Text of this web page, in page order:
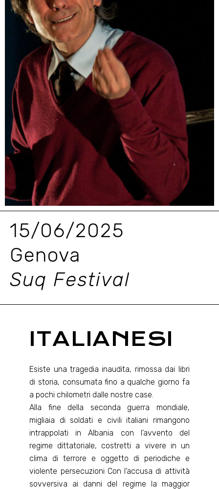
15/06/2025
Genova
Suq Festival
ITALIANESI
Esiste una tragedia inaudita, rimossa dai libri
di storia, consumata fino a qualche giorno fa
a pochi chilometri dalle nostre case.
Alla fine della seconda guerra mondiale,
migliaia di soldati e civili italiani rimangono
intrappolati in Albania con l’avvento del
regime dittatoriale, costretti a vivere in un
clima di terrore e oggetto di periodiche e
violente persecuzioni Con l’accusa di attività
sovversiva ai danni del regime la maggior